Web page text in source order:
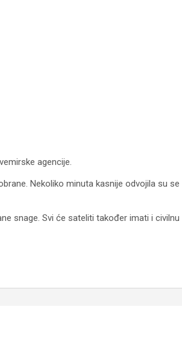
agencije.
Nekoliko minuta kasnije odvojila su
snage. Svi će sateliti također imati i civilnu